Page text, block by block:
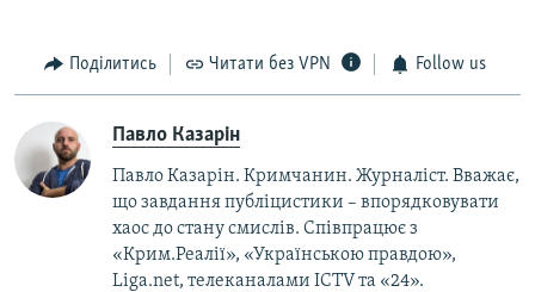
Поділитись Читати без VPN Follow us
Павло Казарін
Павло Казарін. Кримчанин. Журналіст. Вважає,
що завдання публіцистики – впорядковувати
хаос до стану смислів. Співпрацює з
«Крим.Реалії», «Українською правдою»,
Liga.net, телеканалами ICTV та «24».